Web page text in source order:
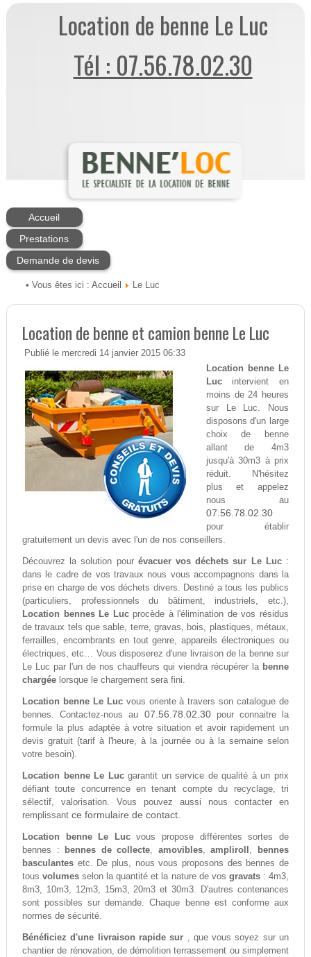
Location de benne Le Luc
Tél : 07.56.78.02.30
Accueil
Prestations
Demande de devis
• Vous êtes ici : Accueil Le Luc
Location de benne et camion benne Le Luc
Publié le mercredi 14 janvier 2015 06:33
Location benne Le
Lucintervient en
moins de 24 heures
sur Le Luc. Nous
disposons d'un large
choix de benne
allant de 4m3
jusqu'à 30m3 à prix
réduit. N'hésitez
plus et appelez
nous au
07.56.78.02.30
pour établir
gratuitement un devis avec l'un de nos conseillers.
Découvrez la solution pour évacuer vos déchets sur Le Luc:
dans le cadre de vos travaux nous vous accompagnons dans la
prise en charge de vos déchets divers. Destiné a tous les publics
(particuliers, professionnels du bâtiment, industriels, etc.),
Location bennes Le Lucprocède à l'élimination de vos résidus
de travaux tels que sable, terre, gravas, bois, plastiques, métaux,
ferrailles, encombrants en tout genre, appareils électroniques ou
électriques, etc… Vous disposerez d'une livraison de la benne sur
Le Luc par l'un de nos chauffeurs qui viendra récupérer la benne
chargéelorsque le chargement sera fini.
Location benne Le Lucvous oriente à travers son catalogue de
bennes. Contactez-nous au 07.56.78.02.30pour connaitre la
formule la plus adaptée à votre situation et avoir rapidement un
devis gratuit (tarif à l'heure, à la journée ou à la semaine selon
votre besoin).
Location benne Le Lucgarantit un service de qualité à un prix
défiant toute concurrence en tenant compte du recyclage, tri
sélectif, valorisation. Vous pouvez aussi nous contacter en
remplissant ce formulaire de contact.
Location benne Le Lucvous propose différentes sortes de
bennes :
bennes de collecte, amovibles,ampliroll ,
bennes
basculantesetc. De plus, nous vous proposons des bennes de
tousvolumes selon la quantité et la nature de vos gravats: 4m3,
8m3, 10m3, 12m3, 15m3, 20m3 et 30m3. D'autres contenances
sont possibles sur demande. Chaque benne est conforme aux
normes de sécurité.
Bénéficiez d'une livraison rapide sur , que vous soyez sur un
chantier de rénovation, de démolition terrassement ou simplement